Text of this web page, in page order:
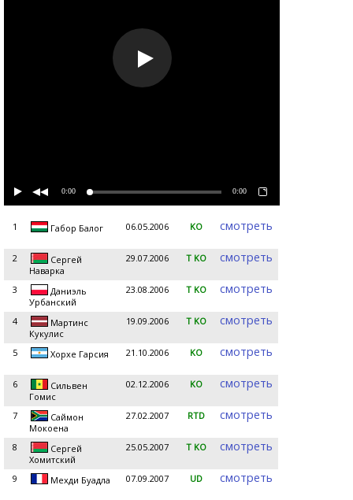
0:00 0:00
1 Габор Балог 06.05.2006 KO смотреть
2
Сергей
Наварка
29.07.2006 T KO смотреть
3
Даниэль
Урбанский
23.08.2006 T KO смотреть
4
Мартинс
Кукулис
19.09.2006 T KO смотреть
5 Хорхе Гарсия 21.10.2006 KO смотреть
6
Сильвен
Гомис
02.12.2006 KO смотреть
7
Саймон
Мокоена
27.02.2007 RTD смотреть
8
Сергей
Хомитский
25.05.2007 T KO смотреть
9 Мехди Буадла 07.09.2007 UD смотреть